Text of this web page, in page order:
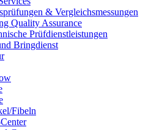
& Vergleichsmessungen
Quality Assurance
Prüfdienstleistungen
Bringdienst
Fibeln